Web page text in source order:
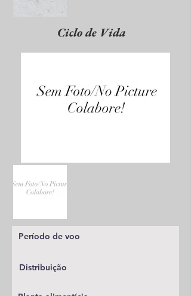
Ciclo de Vida
Período de voo
Distribuição